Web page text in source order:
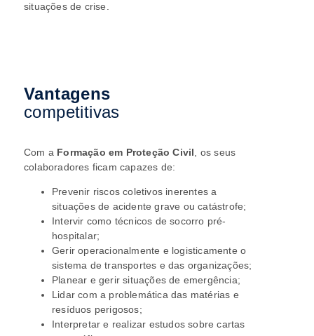
situações de crise.
Vantagens
competitivas
Com a Formação em Proteção Civil, os seus
colaboradores ficam capazes de:
Prevenir riscos coletivos inerentes a
situações de acidente grave ou catástrofe;
Intervir como técnicos de socorro pré-
hospitalar;
Gerir operacionalmente e logisticamente o
sistema de transportes e das organizações;
Planear e gerir situações de emergência;
Lidar com a problemática das matérias e
resíduos perigosos;
Interpretar e realizar estudos sobre cartas